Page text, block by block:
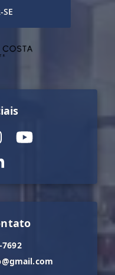
SE
7692